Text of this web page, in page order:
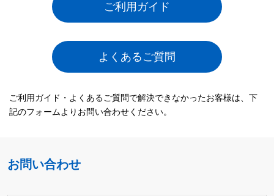
ご利用ガイド
よくあるご質問
ご利用ガイド・よくあるご質問で解決できなかったお客様は、下
記のフォームよりお問い合わせください。
お問い合わせ